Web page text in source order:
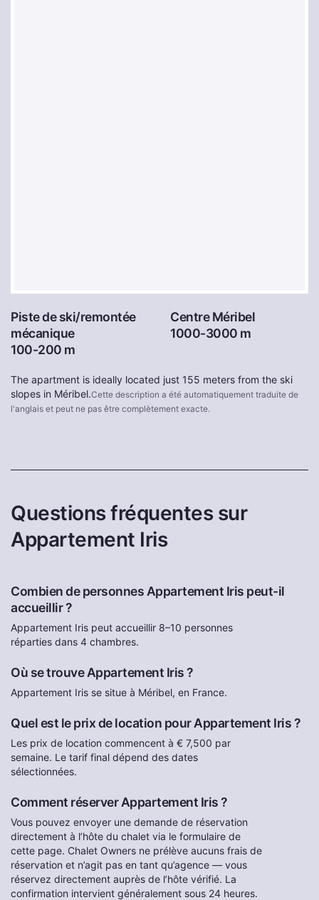
Piste de ski/remontée
mécanique
100-200 m
Centre Méribel
1000-3000 m
The apartment is ideally located just 155 meters from the ski
slopes in Méribel.Cette description a été automatiquement traduite de
l'anglais et peut ne pas être complètement exacte.
Questions fréquentes sur
Appartement Iris
Combien de personnes Appartement Iris peut-il
accueillir ?
Appartement Iris peut accueillir 8–10 personnes
réparties dans 4 chambres.
Où se trouve Appartement Iris ?
Appartement Iris se situe à Méribel, en France.
Quel est le prix de location pour Appartement Iris ?
Les prix de location commencent à € 7,500 par
semaine. Le tarif final dépend des dates
sélectionnées.
Comment réserver Appartement Iris ?
Vous pouvez envoyer une demande de réservation
directement à l’hôte du chalet via le formulaire de
cette page. Chalet Owners ne prélève aucuns frais de
réservation et n’agit pas en tant qu’agence — vous
réservez directement auprès de l’hôte vérifié. La
confirmation intervient généralement sous 24 heures.